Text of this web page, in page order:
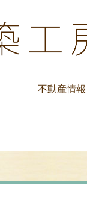
不動産情報